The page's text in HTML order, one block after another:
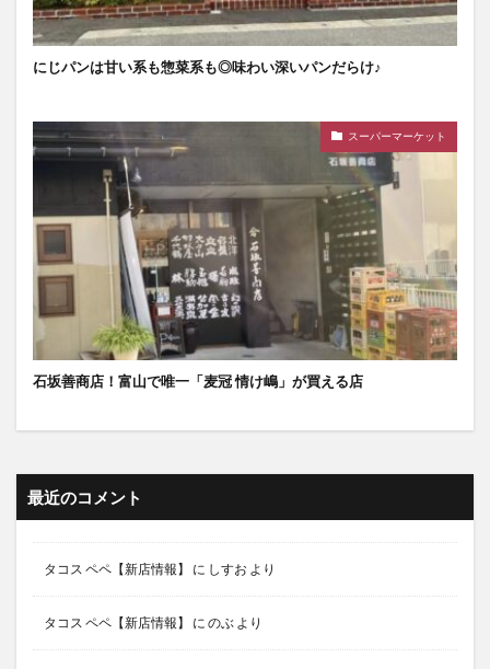
にじパンは甘い系も惣菜系も◎味わい深いパンだらけ♪
スーパーマーケット
石坂善商店！富山で唯一「麦冠 情け嶋」が買える店
最近のコメント
タコス ペペ【新店情報】 に しすお より
タコス ペペ【新店情報】 に のぶ より